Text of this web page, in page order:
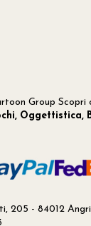
Group
Oggettistica,
205 - 84012